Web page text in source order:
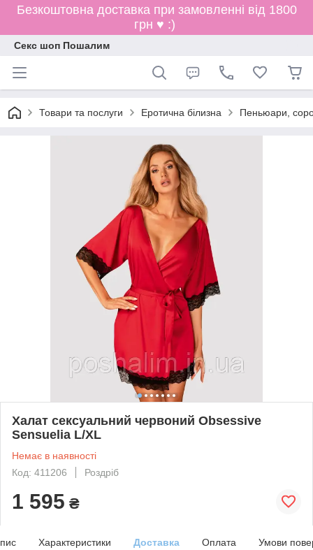
Безкоштовна доставка при замовленні від 1800
грн ♥ :)
Секс шоп Пошалим
Товари та послуги Еротична білизна Пеньюари,
Халат сексуальний червоний Obsessive
Sensuelia L/XL
Немає в наявності
Код: 411206
Роздріб
1 595 ₴
Характеристики Доставка Оплата Умови